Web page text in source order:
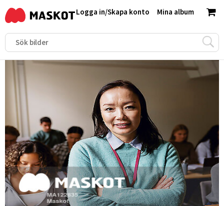
Mina album
Logga in/Skapa konto